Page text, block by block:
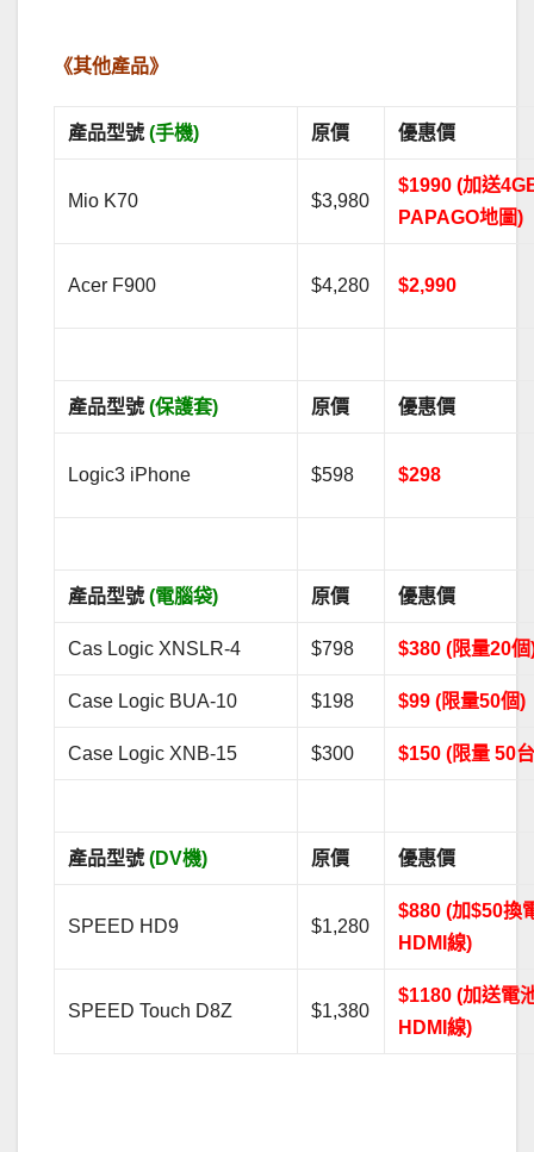
《其他產品》
產品型號 (手機) 原價 優惠價
Mio K70 $3,980
$1990 (加送
PAPAGO地圖)
Acer F900 $4,280 $2,990
產品型號 (保護套) 原價 優惠價
Logic3 iPhone $598 $298
產品型號(電腦袋) 原價 優惠價
Cas Logic XNSLR-4 $798 $380 (限量20個
Case Logic BUA-10 $198 $99 (限量50個)
Case Logic XNB-15 $300 $150 (限量 50
產品型號(DV機) 原價 優惠價
SPEED HD9 $1,280
$880 (加$50換
HDMI線)
SPEED Touch D8Z $1,380
$1180 (加送電
HDMI線)